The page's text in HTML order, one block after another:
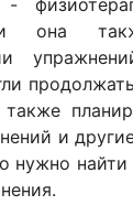
она
и
нужно